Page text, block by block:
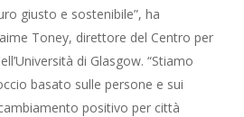
giusto e sostenibile”, ha
Toney, direttore del Centro per
di Glasgow. “Stiamo
basato sulle persone e sui
positivo per città